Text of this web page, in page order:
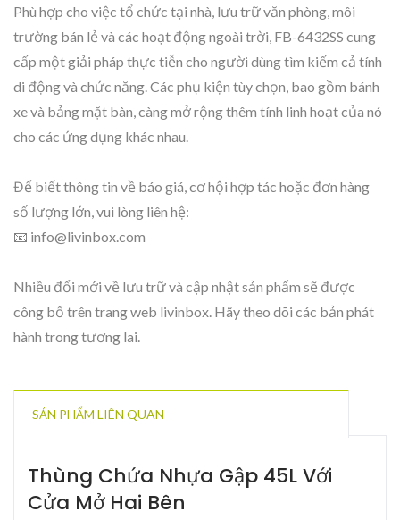
Phù hợp cho việc tổ chức tại nhà, lưu trữ văn phòng, môi
trường bán lẻ và các hoạt động ngoài trời, FB-6432SS cung
cấp một giải pháp thực tiễn cho người dùng tìm kiếm cả tính
di động và chức năng. Các phụ kiện tùy chọn, bao gồm bánh
xe và bảng mặt bàn, càng mở rộng thêm tính linh hoạt của nó
cho các ứng dụng khác nhau.
Để biết thông tin về báo giá, cơ hội hợp tác hoặc đơn hàng
số lượng lớn, vui lòng liên hệ:
📧 info@livinbox.com
Nhiều đổi mới về lưu trữ và cập nhật sản phẩm sẽ được
công bố trên trang web livinbox. Hãy theo dõi các bản phát
hành trong tương lai.
SẢN PHẨM LIÊN QUAN
Thùng Chứa Nhựa Gập 45L Với
Cửa Mở Hai Bên